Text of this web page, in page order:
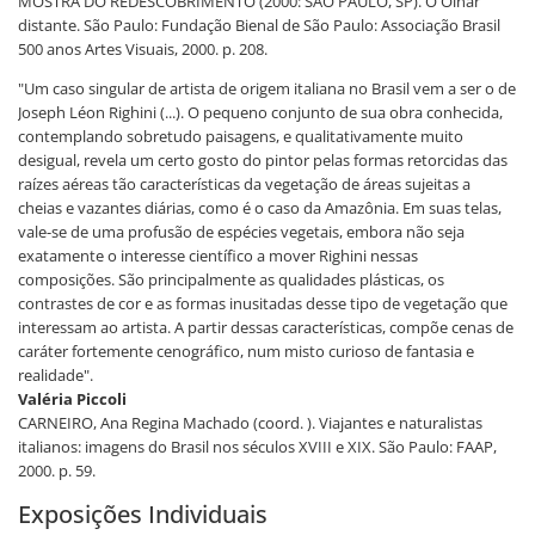
distante. São Paulo: Fundação Bienal de São Paulo: Associação Brasil
500 anos Artes Visuais, 2000. p. 208.
"Um caso singular de artista de origem italiana no Brasil vem a ser o de
Joseph Léon Righini (...). O pequeno conjunto de sua obra conhecida,
contemplando sobretudo paisagens, e qualitativamente muito
desigual, revela um certo gosto do pintor pelas formas retorcidas das
raízes aéreas tão características da vegetação de áreas sujeitas a
cheias e vazantes diárias, como é o caso da Amazônia. Em suas telas,
vale-se de uma profusão de espécies vegetais, embora não seja
exatamente o interesse científico a mover Righini nessas
composições. São principalmente as qualidades plásticas, os
contrastes de cor e as formas inusitadas desse tipo de vegetação que
interessam ao artista. A partir dessas características, compõe cenas de
caráter fortemente cenográfico, num misto curioso de fantasia e
realidade".
Valéria Piccoli
CARNEIRO, Ana Regina Machado (coord. ). Viajantes e naturalistas
italianos: imagens do Brasil nos séculos XVIII e XIX. São Paulo: FAAP,
2000. p. 59.
Exposições Individuais